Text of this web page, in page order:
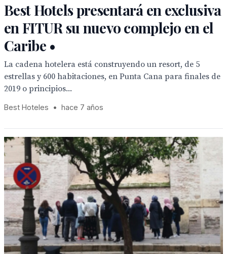
Best Hotels presentará en exclusiva
en FITUR su nuevo complejo en el
Caribe •
La cadena hotelera está construyendo un resort, de 5
estrellas y 600 habitaciones, en Punta Cana para finales de
2019 o principios...
Best Hoteles • hace 7 años